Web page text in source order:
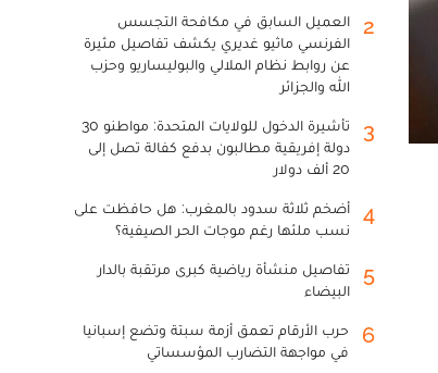
2
العميل السابق في مكافحة التجسس
الفرنسي ماثيو غديري يكشف تفاصيل مثيرة
عن روابط نظام الملالي والبوليساريو وحزب
الله والجزائر
3
تأشيرة الدخول للولايات المتحدة: مواطنو 30
دولة إفريقية مطالبون بدفع كفالة تصل إلى
20 ألف دولار
4
أضخم ثلاثة سدود بالمغرب: هل حافظت على
نسب ملئها رغم موجات الحر الصيفية؟
5
تفاصيل منشأة رياضية كبرى مرتقبة بالدار
البيضاء
6
حرب الأرقام تعمق أزمة سبتة وتضع إسبانيا
في مواجهة التضارب المؤسساتي